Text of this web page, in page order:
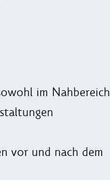
im Nahbereich
vor und nach dem